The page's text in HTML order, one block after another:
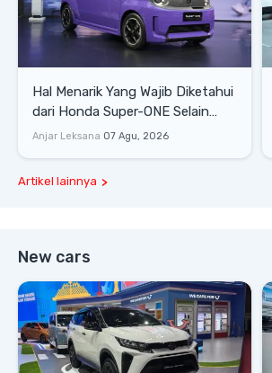
Hal Menarik Yang Wajib Diketahui
dari Honda Super-ONE Selain
Harga
Anjar Leksana 07 Agu, 2026
Artikel lainnya
New cars